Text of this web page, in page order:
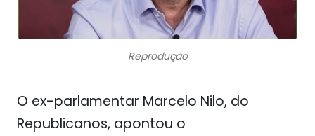
Reprodução
O ex-parlamentar Marcelo Nilo, do
Republicanos, apontou o